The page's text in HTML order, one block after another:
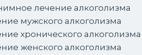
лечение алкоголизма
мужского алкоголизма
хронического алкоголизма
женского алкоголизма